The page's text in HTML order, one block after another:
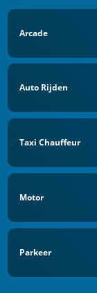
Arcade
Auto Rijden
Taxi Chauffeur
Motor
Parkeer